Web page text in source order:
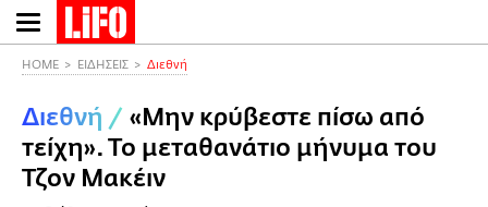
Παράκαμψη
προς
περιεχόμενο
HOME ΕΙΔΗΣΕΙΣ Διεθνή
Διεθνή / «Μην κρύβεστε πίσω από
τείχη». Το μεταθανάτιο μήνυμα του
Τζον Μακέιν